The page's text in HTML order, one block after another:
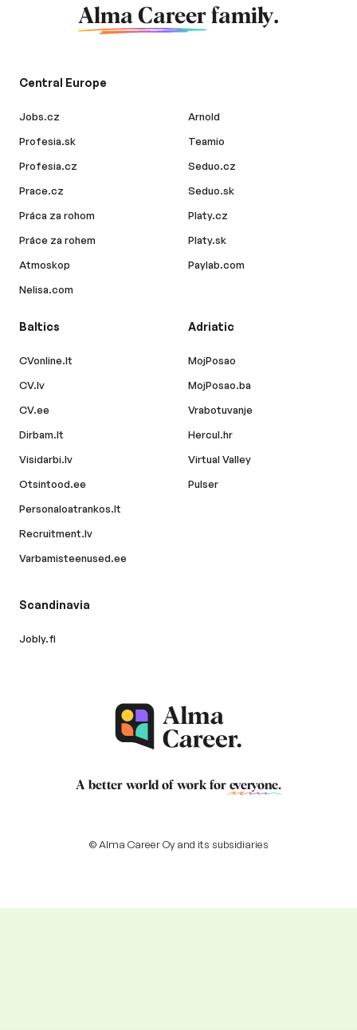
Alma Career family.
Central Europe
Jobs.cz
Profesia.sk
Profesia.cz
Prace.cz
Práca za rohom
Práce za rohem
Atmoskop
Nelisa.com
Arnold
Teamio
Seduo.cz
Seduo.sk
Platy.cz
Platy.sk
Paylab.com
Baltics
CVonline.lt
CV.lv
CV.ee
Dirbam.lt
Visidarbi.lv
Otsintood.ee
Personaloatrankos.lt
Recruitment.lv
Varbamisteenused.ee
Adriatic
MojPosao
MojPosao.ba
Vrabotuvanje
Hercul.hr
Virtual Valley
Pulser
Scandinavia
Jobly.fi
A better world of work for everyone.
© Alma Career Oy and its subsidiaries